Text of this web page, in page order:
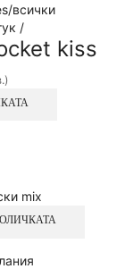
всички
/
kiss